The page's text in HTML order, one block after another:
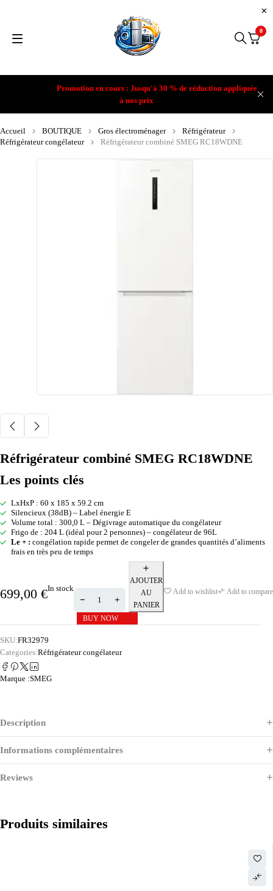
Promotion en cours : Jusqu'à 30 % de réduction appliquée
à nos prix
0
Accueil BOUTIQUE Gros électroménager
Réfrigérateur
Réfrigérateur congélateur
Réfrigérateur combiné SMEG RC18WDNE
Réfrigérateur combiné SMEG RC18WDNE
Les points clés
LxHxP : 60 x 185 x 59.2 cm
Silencieux (38dB) – Label énergie E
Volume total : 300,0 L – Dégivrage automatique du congélateur
Frigo de : 204 L (idéal pour 2 personnes) – congélateur de 96L
Le + : congélation rapide permet de congeler de grandes quantités d’aliments
frais en très peu de temps
699,00 €In stock
AJOUTER
AU
PANIER
BUY NOW
Add to wishlist Add to compare
SKU:FR32979
Categories:Réfrigérateur congélateur
Marque :SMEG
Description
Informations complémentaires
Reviews
Produits similaires